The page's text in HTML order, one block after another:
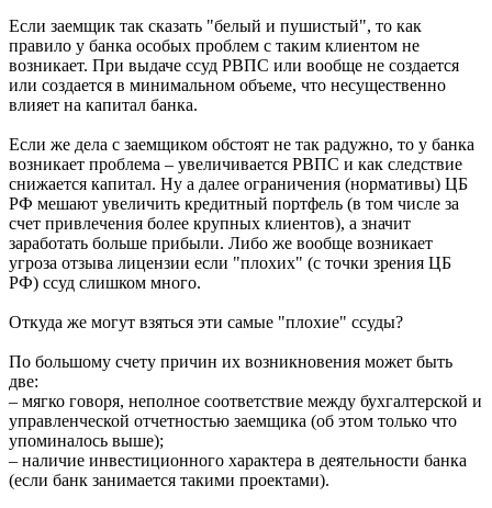
Если заемщик так сказать "белый и пушистый", то как
правило у банка особых проблем с таким клиентом не
возникает. При выдаче ссуд РВПС или вообще не создается
или создается в минимальном объеме, что несущественно
влияет на капитал банка.
Если же дела с заемщиком обстоят не так радужно, то у банка
возникает проблема – увеличивается РВПС и как следствие
снижается капитал. Ну а далее ограничения (нормативы) ЦБ
РФ мешают увеличить кредитный портфель (в том числе за
счет привлечения более крупных клиентов), а значит
заработать больше прибыли. Либо же вообще возникает
угроза отзыва лицензии если "плохих" (с точки зрения ЦБ
РФ) ссуд слишком много.
Откуда же могут взяться эти самые "плохие" ссуды?
По большому счету причин их возникновения может быть
две:
– мягко говоря, неполное соответствие между бухгалтерской и
управленческой отчетностью заемщика (об этом только что
упоминалось выше);
– наличие инвестиционного характера в деятельности банка
(если банк занимается такими проектами).